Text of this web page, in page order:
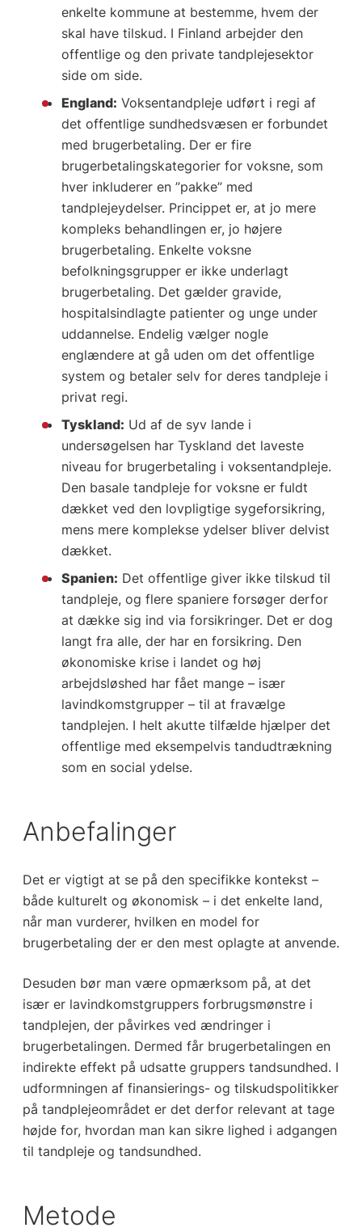
enkelte kommune at bestemme, hvem der
skal have tilskud. I Finland arbejder den
offentlige og den private tandplejesektor
side om side.
England: Voksentandpleje udført i regi af
det offentlige sundhedsvæsen er forbundet
med brugerbetaling. Der er fire
brugerbetalingskategorier for voksne, som
hver inkluderer en ”pakke” med
tandplejeydelser. Princippet er, at jo mere
kompleks behandlingen er, jo højere
brugerbetaling. Enkelte voksne
befolkningsgrupper er ikke underlagt
brugerbetaling. Det gælder gravide,
hospitalsindlagte patienter og unge under
uddannelse. Endelig vælger nogle
englændere at gå uden om det offentlige
system og betaler selv for deres tandpleje i
privat regi.
Tyskland: Ud af de syv lande i
undersøgelsen har Tyskland det laveste
niveau for brugerbetaling i voksentandpleje.
Den basale tandpleje for voksne er fuldt
dækket ved den lovpligtige sygeforsikring,
mens mere komplekse ydelser bliver delvist
dækket.
Spanien: Det offentlige giver ikke tilskud til
tandpleje, og flere spaniere forsøger derfor
at dække sig ind via forsikringer. Det er dog
langt fra alle, der har en forsikring. Den
økonomiske krise i landet og høj
arbejdsløshed har fået mange – især
lavindkomstgrupper – til at fravælge
tandplejen. I helt akutte tilfælde hjælper det
offentlige med eksempelvis tandudtrækning
som en social ydelse.
Anbefalinger
Det er vigtigt at se på den specifikke kontekst –
både kulturelt og økonomisk – i det enkelte land,
når man vurderer, hvilken en model for
brugerbetaling der er den mest oplagte at anvende.
Desuden bør man være opmærksom på, at det
især er lavindkomstgruppers forbrugsmønstre i
tandplejen, der påvirkes ved ændringer i
brugerbetalingen. Dermed får brugerbetalingen en
indirekte effekt på udsatte gruppers tandsundhed. I
udformningen af finansierings- og tilskudspolitikker
på tandplejeområdet er det derfor relevant at tage
højde for, hvordan man kan sikre lighed i adgangen
til tandpleje og tandsundhed.
Metode